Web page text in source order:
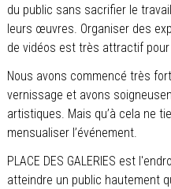
du public sans sacrifier le
leurs œuvres. Organiser des
de vidéos est très attractif
Nous avons commencé très
vernissage et avons
artistiques. Mais qu’à cela ne
mensualiser l’événement.
PLACE DES GALERIES est
atteindre un public hautement